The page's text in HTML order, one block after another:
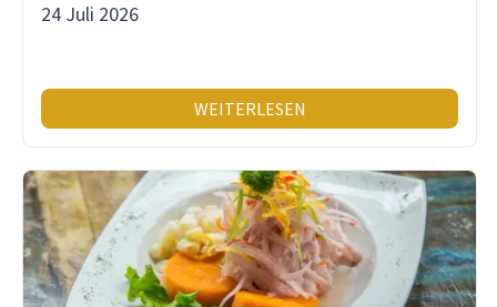
24 Juli 2026
WEITERLESEN